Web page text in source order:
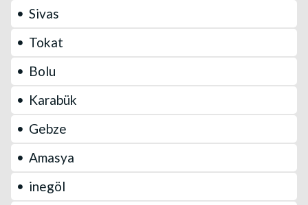
Sivas
Tokat
Bolu
Karabük
Gebze
Amasya
inegöl